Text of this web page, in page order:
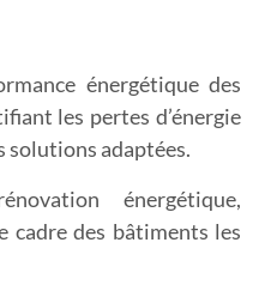
énergétique des
les pertes d’énergie
solutions adaptées.
énergétique,
cadre des bâtiments les